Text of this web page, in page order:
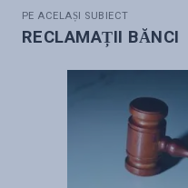
PE ACELAȘI SUBIECT
RECLAMAȚII BĂNCI